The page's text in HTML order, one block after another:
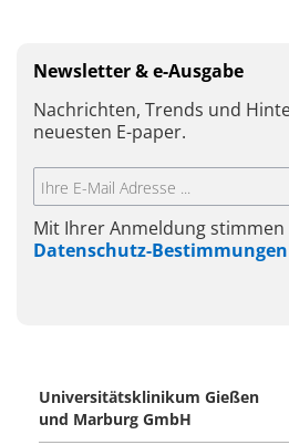
Newsletter & e-Ausgabe
Nachrichten, Trends und
neuesten E-paper.
Mit Ihrer Anmeldung stimmen
Datenschutz-Bestimmungen
Universitätsklinikum Gießen
und Marburg GmbH